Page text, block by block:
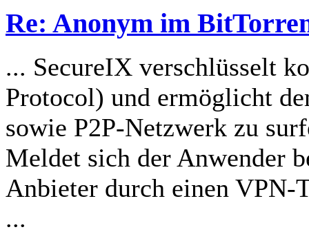
Re: Anonym im
... SecureIX verschlüsselt
Protocol) und ermöglicht
sowie P2P-Netzwerk zu
Meldet sich der Anwender
Anbieter durch einen
...